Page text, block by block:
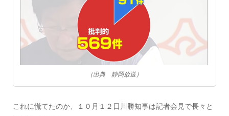
（出典 静岡放送）
これに慌てたのか、１０月１２日川勝知事は記者会見で長々と